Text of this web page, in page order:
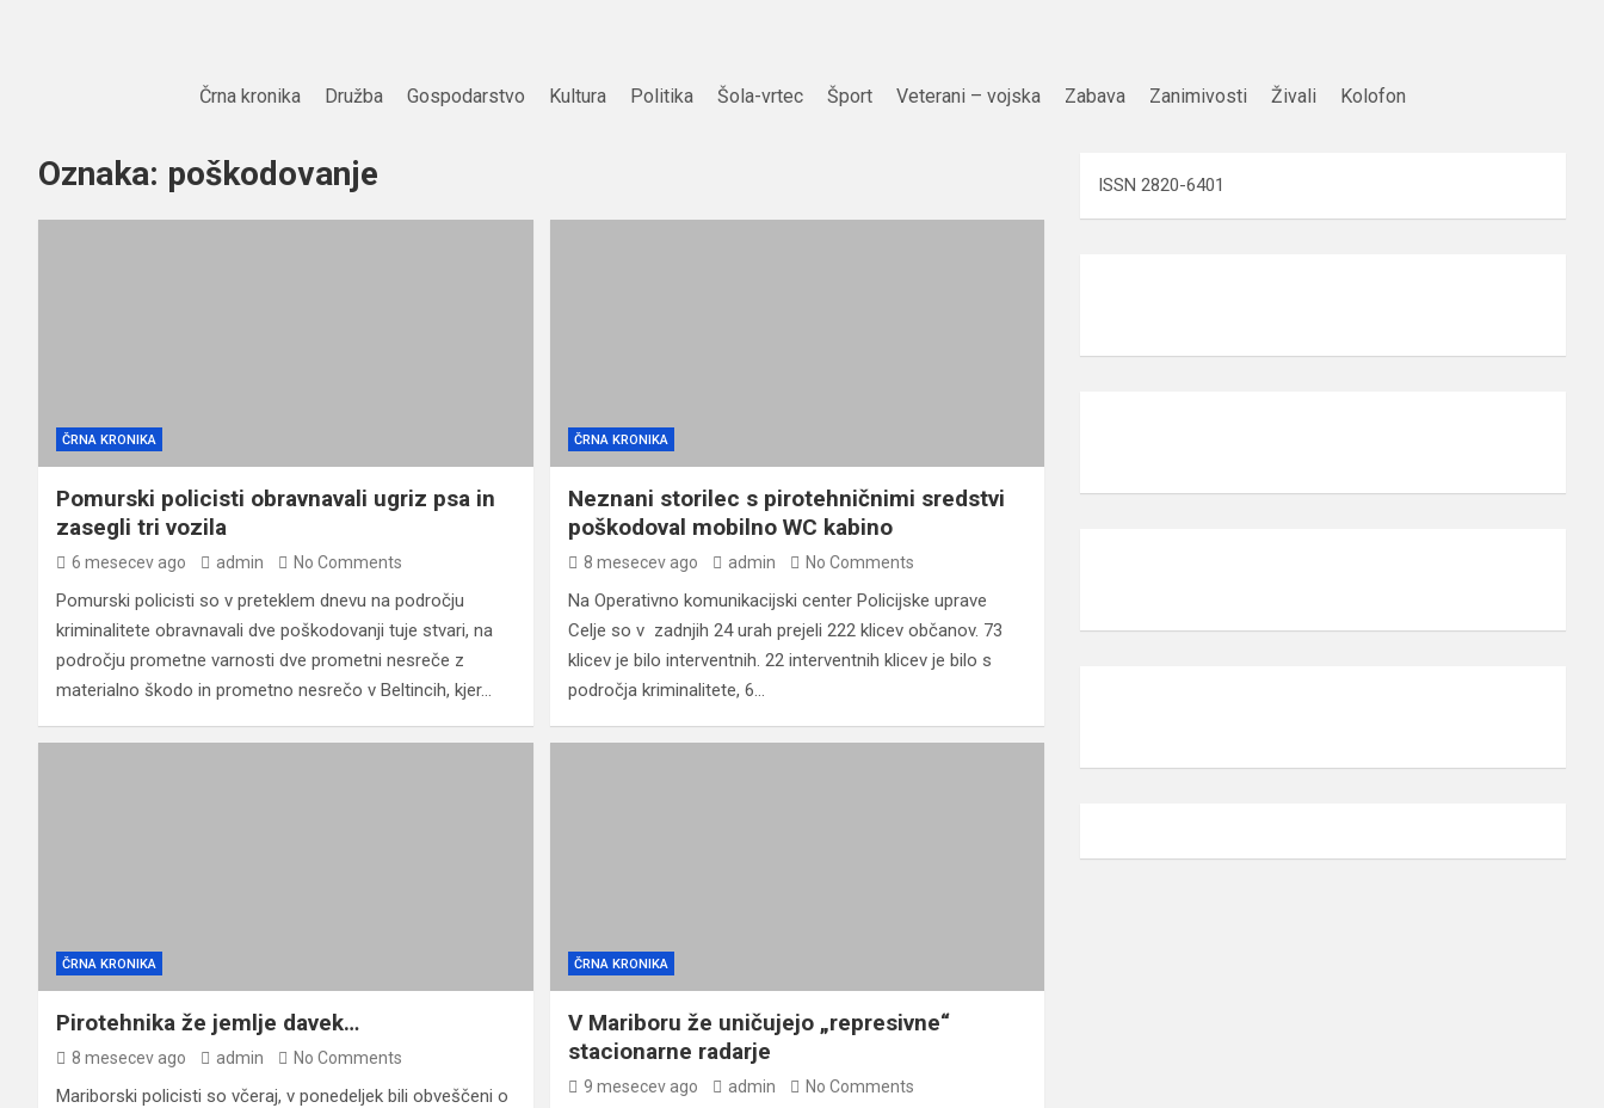
Črna kronika Družba Gospodarstvo Kultura Politika Šola-vrtec Šport Veterani – vojska Zabava Zanimivosti Živali Kolofon
Oznaka: poškodovanje
ČRNA KRONIKA
Pomurski policisti obravnavali ugriz psa in
zasegli tri vozila
6 mesecev ago admin No Comments
Pomurski policisti so v preteklem dnevu na področju
kriminalitete obravnavali dve poškodovanji tuje stvari, na
področju prometne varnosti dve prometni nesreče z
materialno škodo in prometno nesrečo v Beltincih, kjer…
ČRNA KRONIKA
Neznani storilec s pirotehničnimi sredstvi
poškodoval mobilno WC kabino
8 mesecev ago admin No Comments
Na Operativno komunikacijski center Policijske uprave
Celje so v zadnjih 24 urah prejeli 222 klicev občanov. 73
klicev je bilo interventnih. 22 interventnih klicev je bilo s
področja kriminalitete, 6…
ČRNA KRONIKA
Pirotehnika že jemlje davek…
8 mesecev ago admin No Comments
Mariborski policisti so včeraj, v ponedeljek bili obveščeni o
ČRNA KRONIKA
V Mariboru že uničujejo „represivne“
stacionarne radarje
9 mesecev ago admin No Comments
ISSN 2820-6401